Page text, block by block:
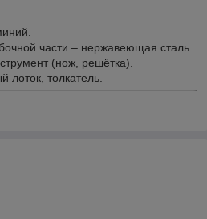
части – нержавеющая сталь.
(нож, решётка).
лоток, толкатель.